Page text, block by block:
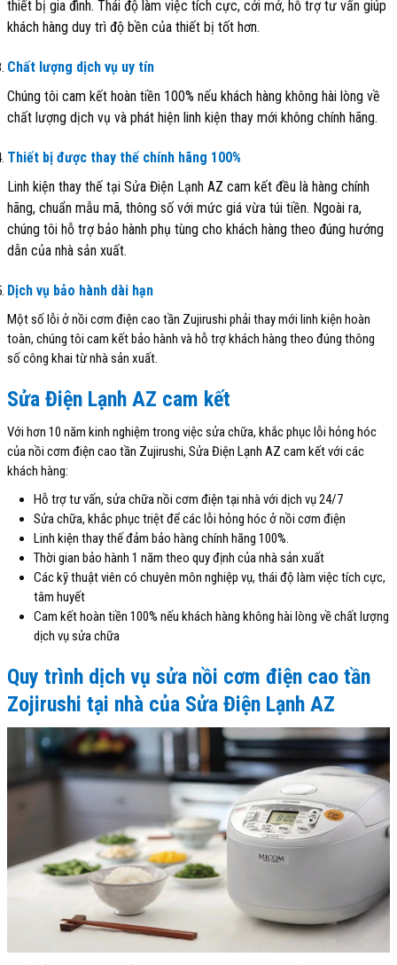
thiết bị gia đình. Thái độ làm việc tích cực, cởi mở, hỗ trợ tư vấn giúp
khách hàng duy trì độ bền của thiết bị tốt hơn.
Chất lượng dịch vụ uy tín
Chúng tôi cam kết hoàn tiền 100% nếu khách hàng không hài lòng về
chất lượng dịch vụ và phát hiện linh kiện thay mới không chính hãng.
Thiết bị được thay thế chính hãng 100%
Linh kiện thay thế tại Sửa Điện Lạnh AZ cam kết đều là hàng chính
hãng, chuẩn mẫu mã, thông số với mức giá vừa túi tiền. Ngoài ra,
chúng tôi hỗ trợ bảo hành phụ tùng cho khách hàng theo đúng hướng
dẫn của nhà sản xuất.
Dịch vụ bảo hành dài hạn
Một số lỗi ở nồi cơm điện cao tần Zujirushi phải thay mới linh kiện hoàn
toàn, chúng tôi cam kết bảo hành và hỗ trợ khách hàng theo đúng thông
số công khai từ nhà sản xuất.
Sửa Điện Lạnh AZ cam kết
Với hơn 10 năm kinh nghiệm trong việc sửa chữa, khắc phục lỗi hỏng hóc
của nồi cơm điện cao tần Zujirushi, Sửa Điện Lạnh AZ cam kết với các
khách hàng:
Hỗ trợ tư vấn, sửa chữa nồi cơm điện tại nhà với dịch vụ 24/7
Sửa chữa, khắc phục triệt để các lỗi hỏng hóc ở nồi cơm điện
Linh kiện thay thế đảm bảo hàng chính hãng 100%.
Thời gian bảo hành 1 năm theo quy định của nhà sản xuất
Các kỹ thuật viên có chuyên môn nghiệp vụ, thái độ làm việc tích cực,
tâm huyết
Cam kết hoàn tiền 100% nếu khách hàng không hài lòng về chất lượng
dịch vụ sửa chữa
Quy trình dịch vụ sửa nồi cơm điện cao tần
Zojirushi tại nhà của Sửa Điện Lạnh AZ